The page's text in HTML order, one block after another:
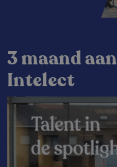
3 maand
Intelect